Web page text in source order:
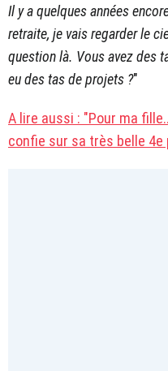
Il y a quelques années
retraite, je vais regarder le
question là. Vous avez des
eu des tas de projets ?"
A lire aussi : "Pour ma
confie sur sa très belle 4e